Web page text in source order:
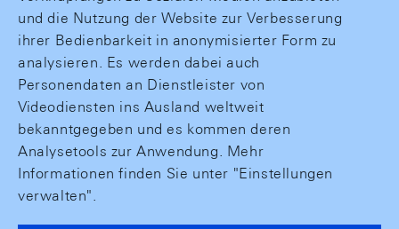
und die Nutzung der Website zur Verbesserung
ihrer Bedienbarkeit in anonymisierter Form zu
analysieren. Es werden dabei auch
Personendaten an Dienstleister von
Videodiensten ins Ausland weltweit
bekanntgegeben und es kommen deren
Analysetools zur Anwendung. Mehr
Informationen finden Sie unter "Einstellungen
verwalten".